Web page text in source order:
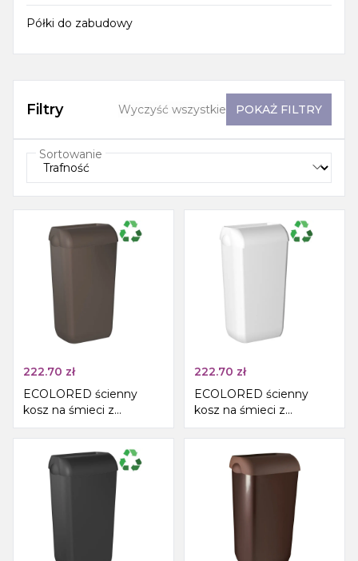
Półki do zabudowy
Filtry Wyczyść wszystkie POKAŻ FILTRY
Sortowanie
222.70 zł
ECOLORED ścienny
kosz na śmieci z
pokrywą 23l, ABS,
brązowy
222.70 zł
ECOLORED ścienny
kosz na śmieci z
pokrywą, 23l, ABS, biały